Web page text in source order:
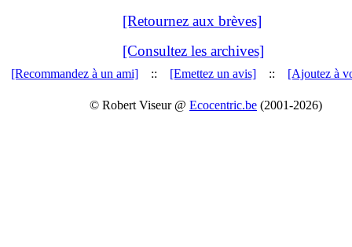
[Retournez aux brèves]
[Consultez les archives]
[Recommandez à un ami] :: [Emettez un avis] :: [Ajoutez à
© Robert Viseur @ Ecocentric.be (2001-2026)